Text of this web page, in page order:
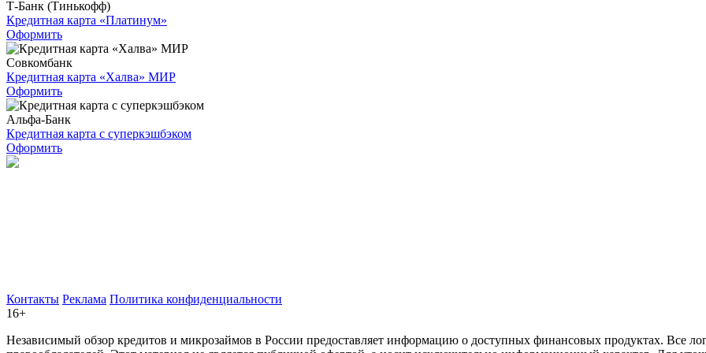
Т-Банк (Тинькофф)
Кредитная карта «Платинум»
Оформить
Совкомбанк
Кредитная карта «Халва» МИР
Оформить
Альфа-Банк
Кредитная карта с суперкэшбэком
Оформить
Контакты Реклама Политика конфиденциальности
16+
Независимый обзор кредитов и микрозаймов в России предоставляет информацию о доступных финансовых продуктах. Все